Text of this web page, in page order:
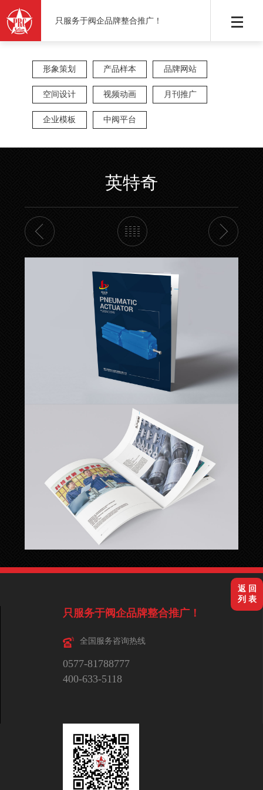
只服务于阀企品牌整合推广！
形象策划 产品样本 品牌网站
空间设计 视频动画 月刊推广
企业模板 中阀平台
返 回
列 表
英特奇
只服务于阀企品牌整合推广！
全国服务咨询热线
0577-81788777
400-633-5118